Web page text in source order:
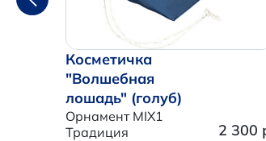
Косметичка
"Волшебная
лошадь" (голуб)
Орнамент MIX1
Традиция
2 300